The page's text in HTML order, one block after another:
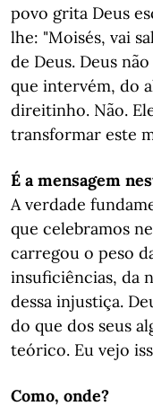
povo grita Deus
lhe: "Moisés, vai
de Deus. Deus
que intervém, do
direitinho. Não.
transformar este
É a mensagem
A verdade
que celebramos
carregou o peso
insuficiências, da
dessa injustiça.
do que dos seus
teórico. Eu vejo
Como, onde?